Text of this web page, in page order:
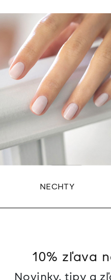
NECHTY
10% zľava
Novinky, tipy a